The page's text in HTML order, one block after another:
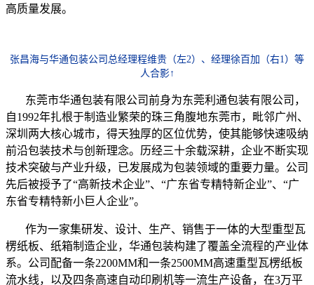
高质量发展。
张昌海与华通包装公司总经理程维贵（左2）、经理徐百加（右1）等
人合影↑
东莞市华通包装有限公司前身为东莞利通包装有限公司，
自1992年扎根于制造业繁荣的珠三角腹地东莞市，毗邻广州、
深圳两大核心城市，得天独厚的区位优势，使其能够快速吸纳
前沿包装技术与创新理念。历经三十余载深耕，企业不断实现
技术突破与产业升级，已发展成为包装领域的重要力量。公司
先后被授予了“高新技术企业”、“广东省专精特新企业”、“广
东省专精特新小巨人企业”。
作为一家集研发、设计、生产、销售于一体的大型重型瓦
楞纸板、纸箱制造企业，华通包装构建了覆盖全流程的产业体
系。公司配备一条2200MM和一条2500MM高速重型瓦楞纸板
流水线，以及四条高速自动印刷机等一流生产设备，在3万平